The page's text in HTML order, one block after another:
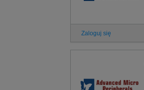
Zaloguj się